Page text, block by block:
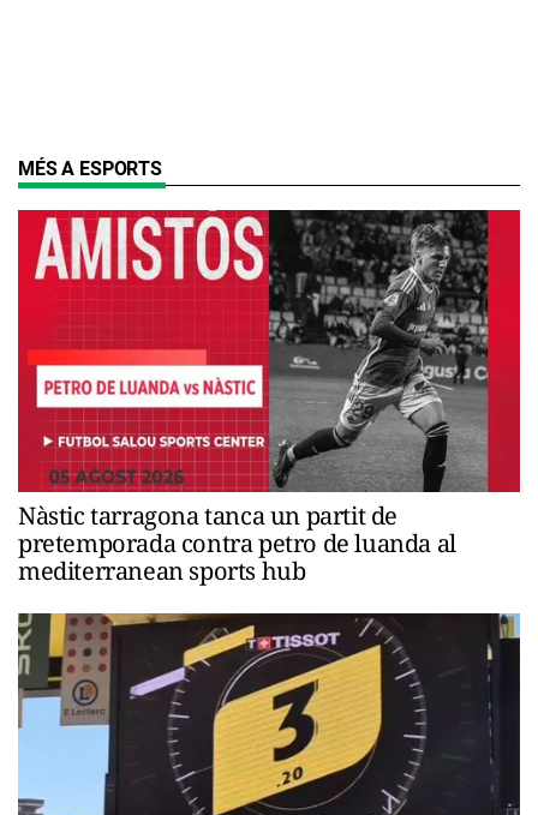
MÉS A ESPORTS
Nàstic tarragona tanca un partit de
pretemporada contra petro de luanda al
mediterranean sports hub